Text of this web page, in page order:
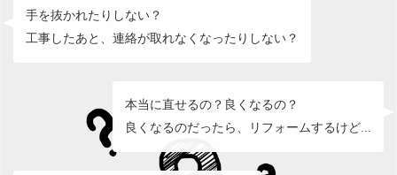
手を抜かれたりしない？
工事したあと、連絡が取れなくなったりしない？
本当に直せるの？良くなるの？
良くなるのだったら、リフォームするけど...